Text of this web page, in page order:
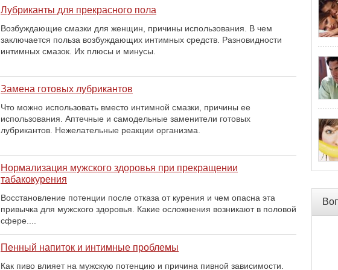
Лубриканты для прекрасного пола
Возбуждающие смазки для женщин, причины использования. В чем
заключается польза возбуждающих интимных средств. Разновидности
интимных смазок. Их плюсы и минусы.
Замена готовых лубрикантов
Что можно использовать вместо интимной смазки, причины ее
использования. Аптечные и самодельные заменители готовых
лубрикантов. Нежелательные реакции организма.
Нормализация мужского здоровья при прекращении
табакокурения
Восстановление потенции после отказа от курения и чем опасна эта
привычка для мужского здоровья. Какие осложнения возникают в половой
сфере....
Пенный напиток и интимные проблемы
Как пиво влияет на мужскую потенцию и причина пивной зависимости.